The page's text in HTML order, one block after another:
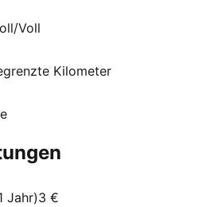
Voll
Kilometer
Jahr)3 €